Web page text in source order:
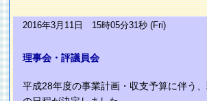
2016年3月11日 15時05分31秒 (Fri)
理事会・評議員会
平成28年度の事業計画・収支予算に伴う